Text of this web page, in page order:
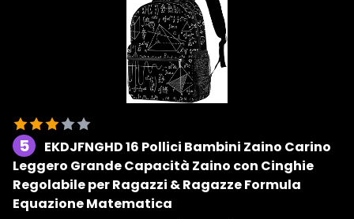
5
EKDJFNGHD 16 Pollici Bambini Zaino Carino
Leggero Grande Capacità Zaino con Cinghie
Regolabile per Ragazzi & Ragazze Formula
Equazione Matematica